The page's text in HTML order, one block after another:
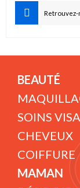
Retrouvez-
BEAUTÉ
SOINS
CHEVEUX
COIFFURE
MAMAN